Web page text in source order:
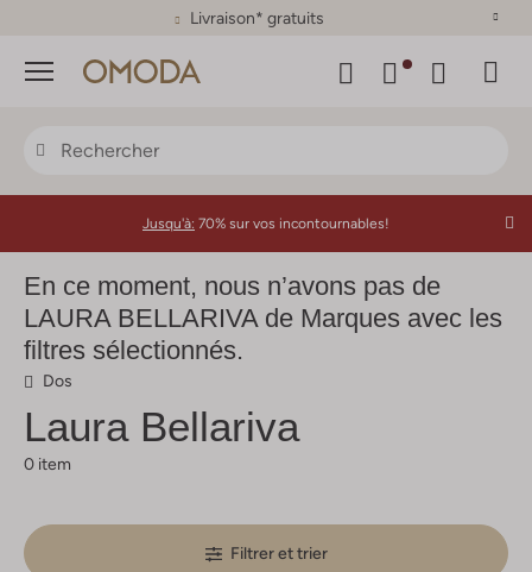
Plus de 500 marques
Menu
Jusqu'à: 70% sur vos incontournables!
En ce moment, nous n’avons pas de
LAURA BELLARIVA de Marques avec les
filtres sélectionnés.
Dos
Laura Bellariva
0 item
Filtrer et trier